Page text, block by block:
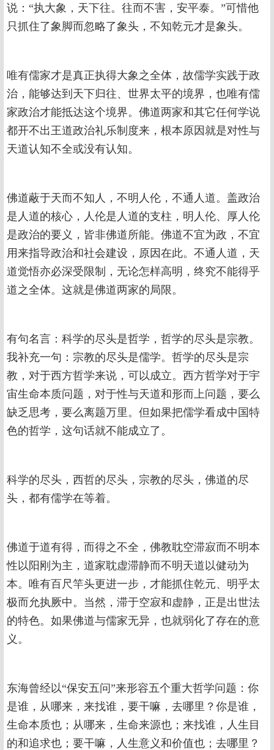
说：“执大象，天下往。往而不害，安平泰。”可惜他
只抓住了象脚而忽略了象头，不知乾元才是象头。
唯有儒家才是真正执得大象之全体，故儒学实践于政
治，能够达到天下归往、世界太平的境界，也唯有儒
家政治才能抵达这个境界。佛道两家和其它任何学说
都开不出王道政治礼乐制度来，根本原因就是对性与
天道认知不全或没有认知。
佛道蔽于天而不知人，不明人伦，不通人道。盖政治
是人道的核心，人伦是人道的支柱，明人伦、厚人伦
是政治的要义，皆非佛道所能。佛道不宜为政，不宜
用来指导政治和社会建设，原因在此。不通人道，天
道觉悟亦必深受限制，无论怎样高明，终究不能得乎
道之全体。这就是佛道两家的局限。
有句名言：科学的尽头是哲学，哲学的尽头是宗教。
我补充一句：宗教的尽头是儒学。哲学的尽头是宗
教，对于西方哲学来说，可以成立。西方哲学对于宇
宙生命本质问题，对于性与天道和形而上问题，要么
缺乏思考，要么离题万里。但如果把儒学看成中国特
色的哲学，这句话就不能成立了。
科学的尽头，西哲的尽头，宗教的尽头，佛道的尽
头，都有儒学在等着。
佛道于道有得，而得之不全，佛教耽空滞寂而不明本
性以阳刚为主，道家耽虚滞静而不明天道以健动为
本。唯有百尺竿头更进一步，才能抓住乾元、明乎太
极而允执厥中。当然，滞于空寂和虚静，正是出世法
的特色。如果佛道与儒家无异，也就弱化了存在的意
义。
东海曾经以“保安五问”来形容五个重大哲学问题：你
是谁，从哪来，来找谁，要干嘛，去哪里？你是谁，
生命本质也；从哪来，生命来源也；来找谁，人生目
的和追求也；要干嘛，人生意义和价值也；去哪里？